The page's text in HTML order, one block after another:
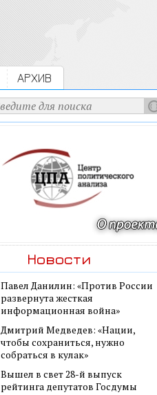
АРХИВ
Новости
Павел Данилин: «Против России
развернута жесткая
информационная война»
Дмитрий Медведев: «Нации,
чтобы сохраниться, нужно
собраться в кулак»
Вышел в свет 28-й выпуск
рейтинга депутатов Госдумы